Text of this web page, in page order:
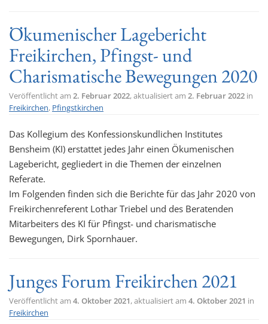
Ökumenischer Lagebericht
Freikirchen, Pfingst- und
Charismatische Bewegungen 2020
Veröffentlicht am 2. Februar 2022, aktualisiert am 2. Februar 2022 in
Freikirchen, Pfingstkirchen
Das Kollegium des Konfessionskundlichen Institutes
Bensheim (KI) erstattet jedes Jahr einen Ökumenischen
Lagebericht, gegliedert in die Themen der einzelnen
Referate.
Im Folgenden finden sich die Berichte für das Jahr 2020 von
Freikirchenreferent Lothar Triebel und des Beratenden
Mitarbeiters des KI für Pfingst- und charismatische
Bewegungen, Dirk Spornhauer.
Junges Forum Freikirchen 2021
Veröffentlicht am 4. Oktober 2021, aktualisiert am 4. Oktober 2021 in
Freikirchen